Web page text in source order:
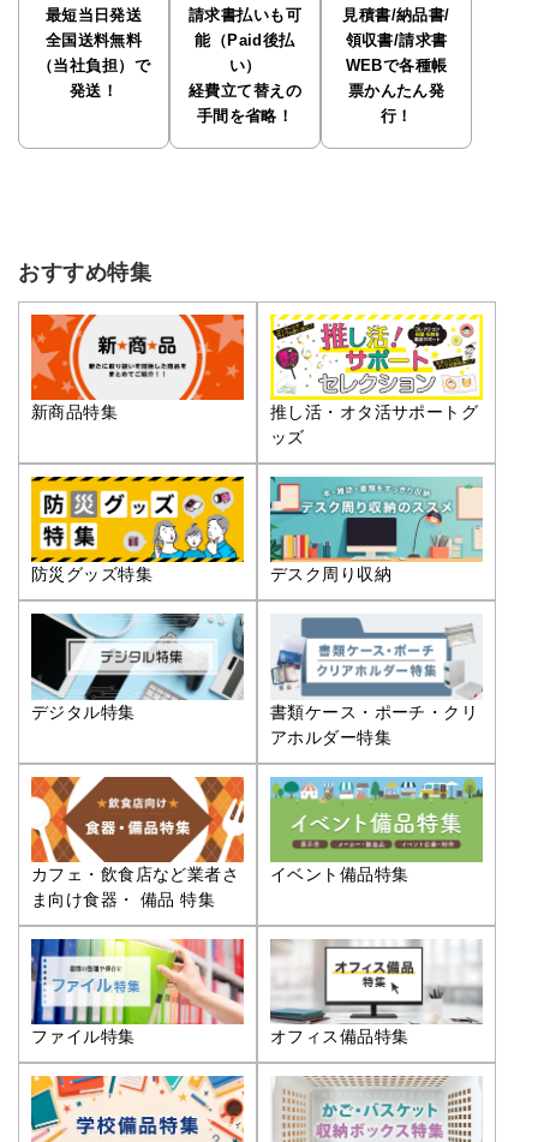
最短当日発送
全国送料無料
（当社負担）で
発送！
請求書払いも可
能（Paid後払
い）
経費立て替えの
手間を省略！
見積書/納品書/
領収書/請求書
WEBで各種帳
票かんたん発
行！
おすすめ特集
新商品特集
推し活・オタ活サポートグ
ッズ
防災グッズ特集 デスク周り収納
デジタル特集
書類ケース・ポーチ・クリ
アホルダー特集
カフェ・飲食店など業者さ
ま向け食器・ 備品 特集
イベント備品特集
ファイル特集 オフィス備品特集